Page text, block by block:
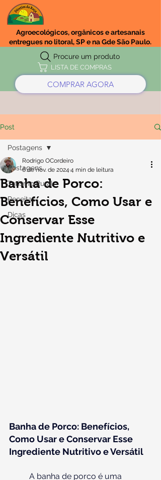
Agroecológicos, orgânicos e artesanais
entregues no litoral, SP e na Gde São Paulo.
Procure um produto
LISTA DE COMPRAS
COMPRAR AGORA
Post
Postagens
Turismo Rural
Receitas
Dicas
Postagens
Banha de Porco:
Benefícios, Como Usar e
Conservar Esse
Ingrediente Nutritivo e
Versátil
Rodrigo OCordeiro
6 de nov. de 2024 4 min de leitura
Banha de Porco: Benefícios,
Como Usar e Conservar Esse
Ingrediente Nutritivo e Versátil
	A banha de porco é uma